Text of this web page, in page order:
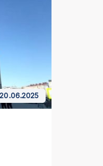
20.06.2025